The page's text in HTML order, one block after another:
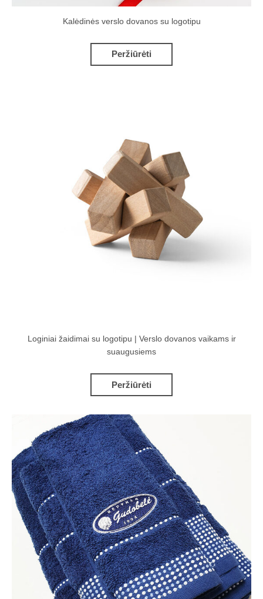
Kalėdinės verslo dovanos su logotipu
Peržiūrėti
Loginiai žaidimai su logotipu | Verslo dovanos vaikams ir
suaugusiems
Peržiūrėti